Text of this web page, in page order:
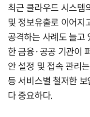
최근 클라우드 시스템
및 정보유출로 이어지
공격하는 사례도 늘고
한 금융·공공 기관이
안 설정 및 접속 관리
등 서비스별 철저한
다 중요하다.